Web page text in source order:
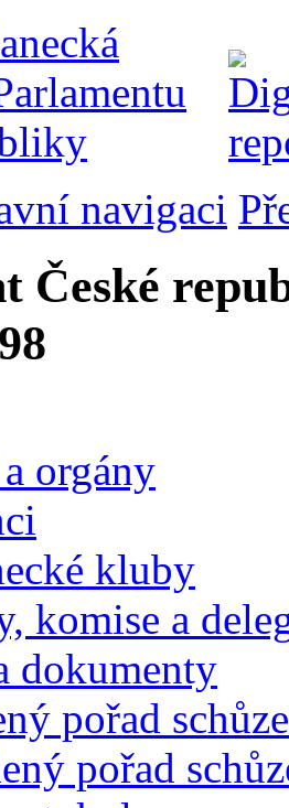
navigaci
České
orgány
kluby
komise a
dokumenty
pořad schůze
pořad